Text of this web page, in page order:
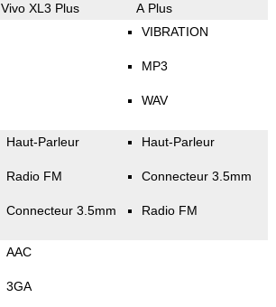
Vivo XL3 Plus A Plus
VIBRATION
MP3
WAV
Haut-Parleur
Radio FM
Connecteur 3.5mm
Haut-Parleur
Connecteur 3.5mm
Radio FM
AAC
3GA